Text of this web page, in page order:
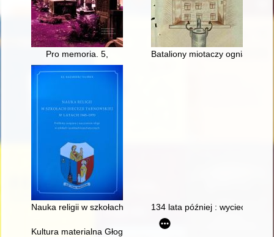
Pro memoria. 5, Bataliony miotaczy ognia w
Nauka religii w szkołach diecezji tarnowskiej w latach 1945-
134 lata później : wycieczka
Kultura materialna Głogowa Małopolskiego widziana oczami